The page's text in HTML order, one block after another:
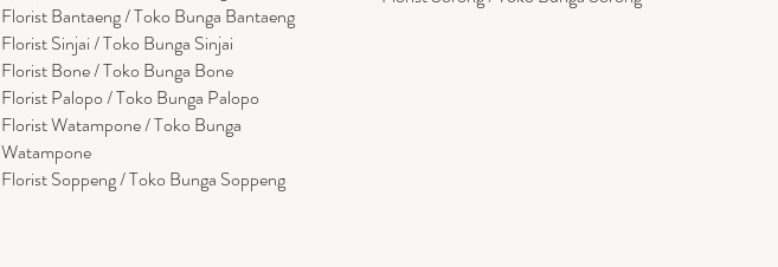
Florist Bantaeng / Toko Bunga Bantaeng
Florist Sinjai / Toko Bunga Sinjai
Florist Bone / Toko Bunga Bone
Florist Palopo / Toko Bunga Palopo
Florist Watampone / Toko Bunga
Watampone
Florist Soppeng / Toko Bunga Soppeng